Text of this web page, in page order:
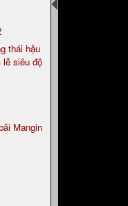
thái hậu
lễ siêu độ
Mangin